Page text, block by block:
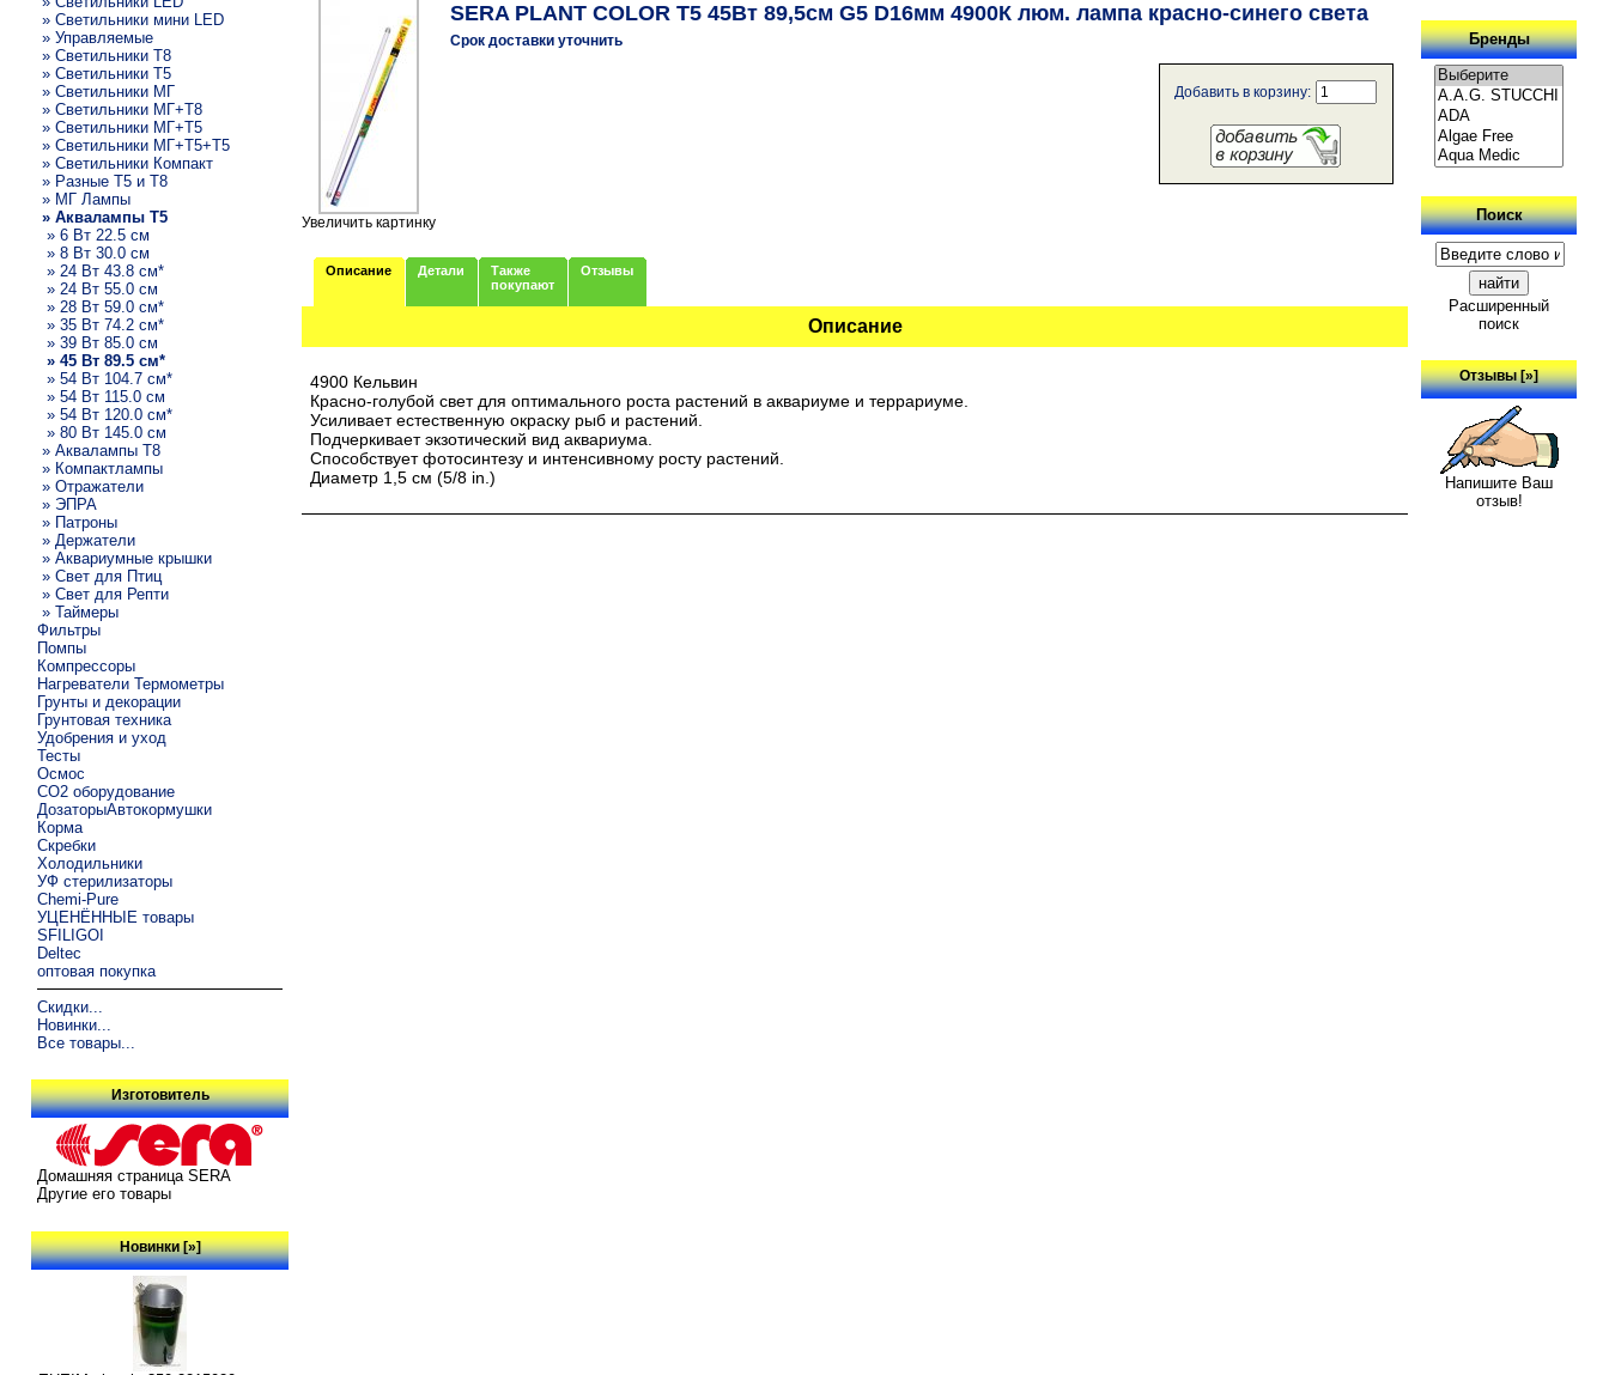
» Светильники мини LED
» Управляемые
» Светильники T8
» Светильники T5
» Светильники МГ
» Светильники МГ+T8
» Светильники МГ+T5
» Светильники МГ+T5+T5
» Светильники Компакт
» Разные T5 и T8
» МГ Лампы
» Аквалампы T5
» 6 Вт 22.5 см
» 8 Вт 30.0 см
» 24 Вт 43.8 см*
» 24 Вт 55.0 см
» 28 Вт 59.0 см*
» 35 Вт 74.2 см*
» 39 Вт 85.0 см
» 45 Вт 89.5 см*
» 54 Вт 104.7 см*
» 54 Вт 115.0 см
» 54 Вт 120.0 см*
» 80 Вт 145.0 см
» Аквалампы T8
» Компактлампы
» Отражатели
» ЭПРА
» Патроны
» Держатели
» Аквариумные крышки
» Свет для Птиц
» Свет для Репти
» Таймеры
Фильтры
Помпы
Компрессоры
Нагреватели Термометры
Грунты и декорации
Грунтовая техника
Удобрения и уход
Тесты
Осмос
CO2 оборудование
ДозаторыАвтокормушки
Корма
Скребки
Холодильники
УФ стерилизаторы
Chemi-Pure
УЦЕНЁННЫЕ товары
SFILIGOI
Deltec
оптовая покупка
Скидки...
Новинки...
Все товары...
Изготовитель
Домашняя страница SERA
Другие его товары
Новинки [»]
Увеличить картинку
SERA PLANT COLOR Т5 45Вт 89,5см G5 D16мм 4900К люм. лампа красно-синего света
Срок доставки уточнить
Добавить в корзину:
Описание Детали
Также
покупают
Отзывы
Описание
4900 Кельвин
Красно-голубой свет для оптимального роста растений в аквариуме и террариуме.
Усиливает естественную окраску рыб и растений.
Подчеркивает экзотический вид аквариума.
Способствует фотосинтезу и интенсивному росту растений.
Диаметр 1,5 см (5/8 in.)
Бренды
Поиск
Расширенный
поиск
Отзывы [»]
Напишите Ваш
отзыв!